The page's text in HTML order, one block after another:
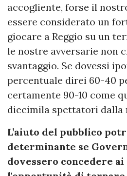
accogliente, forse il
essere considerato un
giocare a Reggio su un
le nostre avversarie non
svantaggio. Se dovessi
percentuale direi 60-40
certamente 90-10 come
diecimila spettatori dalla
L’aiuto del pubblico
determinante se
dovessero concedere